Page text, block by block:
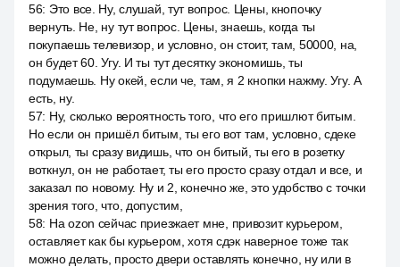
56: Это все. Ну, слушай, тут вопрос. Цены, кнопочку
вернуть. Не, ну тут вопрос. Цены, знаешь, когда ты
покупаешь телевизор, и условно, он стоит, там, 50000, на,
он будет 60. Угу. И ты тут десятку экономишь, ты
подумаешь. Ну окей, если че, там, я 2 кнопки нажму. Угу. А
есть, ну.
57: Ну, сколько вероятность того, что его пришлют битым.
Но если он пришёл битым, ты его вот там, условно, сдеке
открыл, ты сразу видишь, что он битый, ты его в розетку
воткнул, он не работает, ты его просто сразу отдал и все, и
заказал по новому. Ну и 2, конечно же, это удобство с точки
зрения того, что, допустим,
58: На ozon сейчас приезжает мне, привозит курьером,
оставляет как бы курьером, хотя сдэк наверное тоже так
можно делать, просто двери оставлять конечно, ну или в